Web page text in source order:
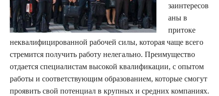
заинтересов
аны в
притоке
неквалифицированной рабочей силы, которая чаще всего
стремится получить работу нелегально. Преимущество
отдается специалистам высокой квалификации, с опытом
работы и соответствующим образованием, которые смогут
проявить свой потенциал в крупных и средних компаниях.